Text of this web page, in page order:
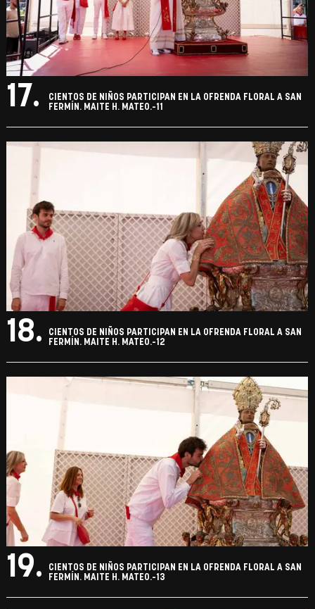
17.
CIENTOS DE NIÑOS PARTICIPAN EN LA OFRENDA FLORAL A SAN
FERMÍN. MAITE H. MATEO.-11
18.
CIENTOS DE NIÑOS PARTICIPAN EN LA OFRENDA FLORAL A SAN
FERMÍN. MAITE H. MATEO.-12
19.
CIENTOS DE NIÑOS PARTICIPAN EN LA OFRENDA FLORAL A SAN
FERMÍN. MAITE H. MATEO.-13